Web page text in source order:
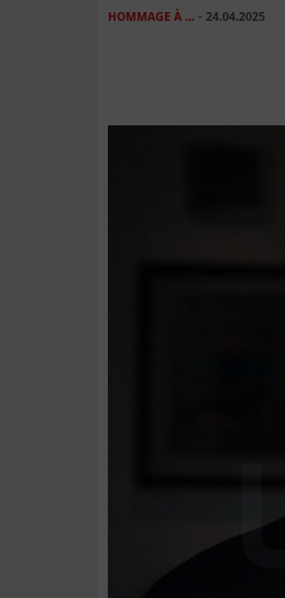
HOMMAGE À ... - 24.04.2025